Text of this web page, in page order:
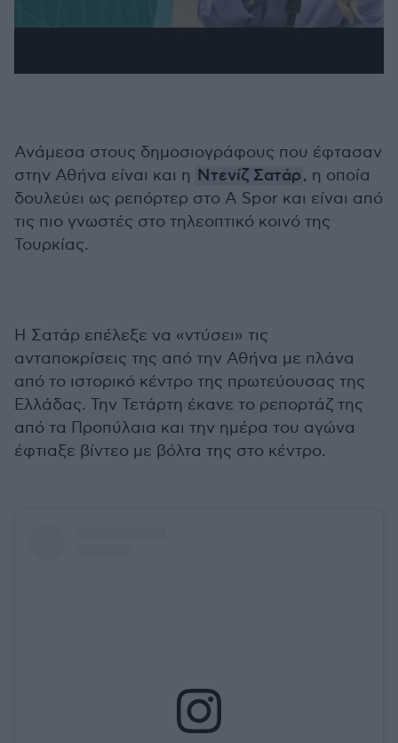
Ανάμεσα στους δημοσιογράφους που έφτασαν
στην Αθήνα είναι και η Ντενίζ Σατάρ, η οποία
δουλεύει ως ρεπόρτερ στο A Spor και είναι από
τις πιο γνωστές στο τηλεοπτικό κοινό της
Τουρκίας.
Η Σατάρ επέλεξε να «ντύσει» τις
ανταποκρίσεις της από την Αθήνα με πλάνα
από το ιστορικό κέντρο της πρωτεύουσας της
Ελλάδας. Την Τετάρτη έκανε το ρεπορτάζ της
από τα Προπύλαια και την ημέρα του αγώνα
έφτιαξε βίντεο με βόλτα της στο κέντρο.